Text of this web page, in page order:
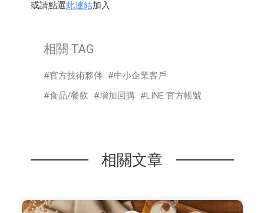
或請點選此連結加入
相關 TAG
官方技術夥伴
中小企業客戶
食品/餐飲
增加回購 LINE 官方帳號
相關文章